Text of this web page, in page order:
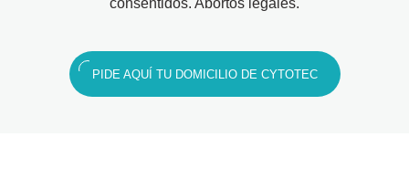
consentidos. Abortos legales.
PIDE AQUÍ TU DOMICILIO DE CYTOTEC